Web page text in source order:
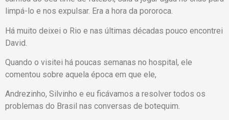
limpá-lo e nos expulsar. Era a hora da pororoca.
Há muito deixei o Rio e nas últimas décadas pouco encontrei
David.
Quando o visitei há poucas semanas no hospital, ele
comentou sobre aquela época em que ele,
Andrezinho, Silvinho e eu ficávamos a resolver todos os
problemas do Brasil nas conversas de botequim.